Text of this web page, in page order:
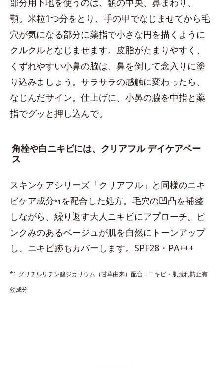
部分用下地を使うのは、額の中央、鼻まわり、
顎。米粒1つ分をとり、手の甲でなじませてから毛
穴が気になる部分に薬指で小さな円を描くように
クルクルとなじませます。皮脂がたまりやすく、
くずれやすい小鼻の脇は、鼻を倒して念入りに塗
り込みましょう。サラサラの感触に変わったら、
なじんだサイン。仕上げに、小鼻の脇を中指と薬
指でグッと押し込んで。
角栓や白ニキビには、クリアフル デイケアベー
ス
スキンケアシリーズ「クリアフル」と同様のニキ
ビケア成分*1 を配合した処方。毛穴の凹凸を補整
しながら、繰り返す大人ニキビにアプローチ。ピ
ンクみのあるベージュが肌を自然にトーンアップ
し、ニキビ跡もカバーします。SPF28・PA+++
*1 グリチルリチン酸ジカリウム（甘草由来）配合＝ニキビ・肌荒れ防止有
効成分